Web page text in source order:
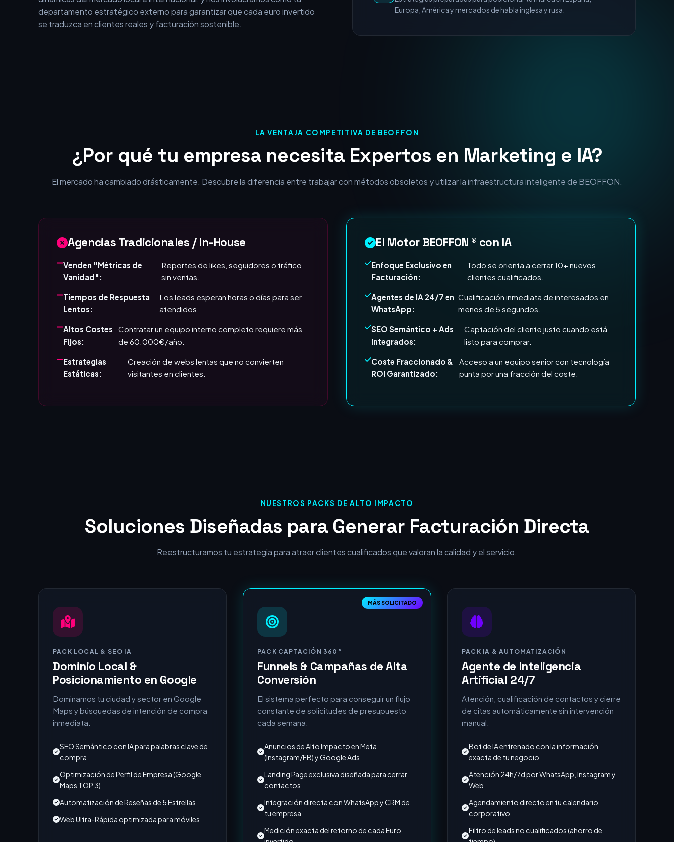
Nos apasiona ver crecer a las PYMES y autónomos. Entendemos las
dinámicas del mercado local e internacional, y nos involucramos como tu
solo en la toma de decisiones estratégicas.
Proyección Internacional
LA VENTAJA COMPETITIVA DE BEOFFON
¿Por qué tu empresa necesita Expertos en Marketing e IA?
Agencias Tradicionales / In-House
Venden "Métricas de
Vanidad":
Reportes de likes, seguidores o tráfico
sin ventas.
Tiempos de Respuesta
Lentos:
Los leads esperan horas o días para ser
atendidos.
Altos Costes
Fijos:
Contratar un equipo interno completo requiere más
de 60.000€/año.
Estáticas:
visitantes en clientes.
El Motor BEOFFON ® con IA
Enfoque Exclusivo en
Facturación:
Todo se orienta a cerrar 10+ nuevos
clientes cualificados.
Agentes de IA 24/7 en
WhatsApp:
Cualificación inmediata de interesados en
menos de 5 segundos.
SEO Semántico + Ads
Integrados:
Captación del cliente justo cuando está
listo para comprar.
ROI Garantizado:
punta por una fracción del coste.
NUESTROS PACKS DE ALTO IMPACTO
Soluciones Diseñadas para Generar Facturación Directa
PACK LOCAL & SEO IA
Dominio Local &
Posicionamiento en Google
Dominamos tu ciudad y sector en Google
Maps y búsquedas de intención de compra
inmediata.
SEO Semántico con IA para palabras clave de
compra
Optimización de Perfil de Empresa (Google
Maps TOP 3)
PACK CAPTACIÓN 360°
Funnels & Campañas de Alta
Conversión
El sistema perfecto para conseguir un flujo
cada semana.
Anuncios de Alto Impacto en Meta
(Instagram/FB) y Google Ads
Landing Page exclusiva diseñada para cerrar
contactos
Integración directa con WhatsApp y CRM de
PACK IA & AUTOMATIZACIÓN
Agente de Inteligencia
Artificial 24/7
Atención, cualificación de contactos y cierre
de citas automáticamente sin intervención
manual.
Bot de IA entrenado con la información
exacta de tu negocio
Atención 24h/7d por WhatsApp, Instagram y
Web
Agendamiento directo en tu calendario